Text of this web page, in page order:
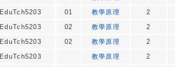
EduTch5203 01 教學原理 2
EduTch5203 02 教學原理 2
EduTch5203 02 教學原理 2
EduTch5203 教學原理 2